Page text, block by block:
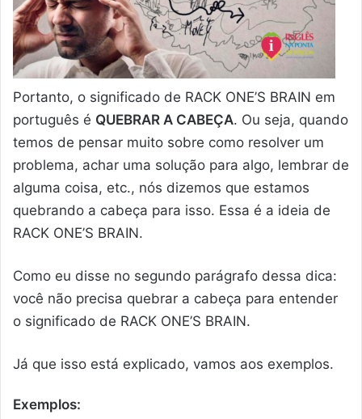
Portanto, o significado de RACK ONE’S BRAIN em
português é QUEBRAR A CABEÇA. Ou seja, quando
temos de pensar muito sobre como resolver um
problema, achar uma solução para algo, lembrar de
alguma coisa, etc., nós dizemos que estamos
quebrando a cabeça para isso. Essa é a ideia de
RACK ONE’S BRAIN.
Como eu disse no segundo parágrafo dessa dica:
você não precisa quebrar a cabeça para entender
o significado de RACK ONE’S BRAIN.
Já que isso está explicado, vamos aos exemplos.
Exemplos: